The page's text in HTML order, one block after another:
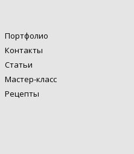
Портфолио
Контакты
Статьи
Мастер-класс
Рецепты